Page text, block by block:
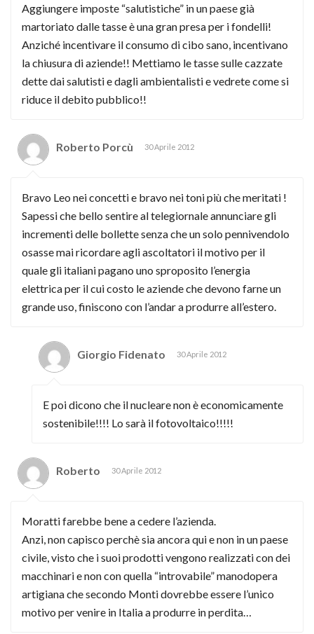
Aggiungere imposte “salutistiche” in un paese già
martoriato dalle tasse è una gran presa per i fondelli!
Anziché incentivare il consumo di cibo sano, incentivano
la chiusura di aziende!! Mettiamo le tasse sulle cazzate
dette dai salutisti e dagli ambientalisti e vedrete come si
riduce il debito pubblico!!
Roberto Porcù 30 Aprile 2012
Bravo Leo nei concetti e bravo nei toni più che meritati !
Sapessi che bello sentire al telegiornale annunciare gli
incrementi delle bollette senza che un solo pennivendolo
osasse mai ricordare agli ascoltatori il motivo per il
quale gli italiani pagano uno sproposito l’energia
elettrica per il cui costo le aziende che devono farne un
grande uso, finiscono con l’andar a produrre all’estero.
Giorgio Fidenato 30 Aprile 2012
E poi dicono che il nucleare non è economicamente
sostenibile!!!! Lo sarà il fotovoltaico!!!!!
Roberto 30 Aprile 2012
Moratti farebbe bene a cedere l’azienda.
Anzi, non capisco perchè sia ancora qui e non in un paese
civile, visto che i suoi prodotti vengono realizzati con dei
macchinari e non con quella “introvabile” manodopera
artigiana che secondo Monti dovrebbe essere l’unico
motivo per venire in Italia a produrre in perdita…